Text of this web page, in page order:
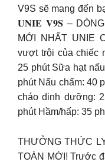
V9S sẽ mang đến
𝐔𝐍𝐈𝐄 𝐕𝟗𝐒 –
MỚI NHẤT UNIE
vượt trội của chiếc
25 phút Sữa hạt
phút Nấu chấm: 40
cháo dinh dưỡng:
phút Hầm/hấp: 35
THƯỞNG THỨC
TOÀN MỚI! Trước